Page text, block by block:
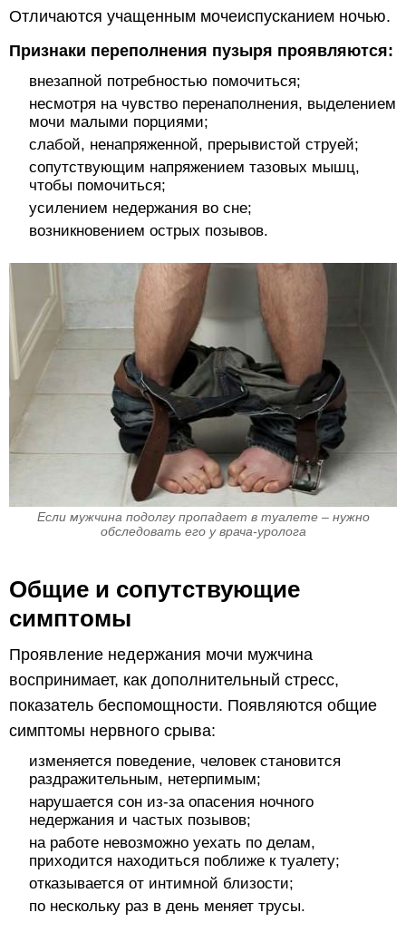
Отличаются учащенным мочеиспусканием ночью.
Признаки переполнения пузыря проявляются:
внезапной потребностью помочиться;
несмотря на чувство перенаполнения, выделением
мочи малыми порциями;
слабой, ненапряженной, прерывистой струей;
сопутствующим напряжением тазовых мышц,
чтобы помочиться;
усилением недержания во сне;
возникновением острых позывов.
Если мужчина подолгу пропадает в туалете – нужно
обследовать его у врача-уролога
Общие и сопутствующие
симптомы
Проявление недержания мочи мужчина
воспринимает, как дополнительный стресс,
показатель беспомощности. Появляются общие
симптомы нервного срыва:
изменяется поведение, человек становится
раздражительным, нетерпимым;
нарушается сон из-за опасения ночного
недержания и частых позывов;
на работе невозможно уехать по делам,
приходится находиться поближе к туалету;
отказывается от интимной близости;
по нескольку раз в день меняет трусы.